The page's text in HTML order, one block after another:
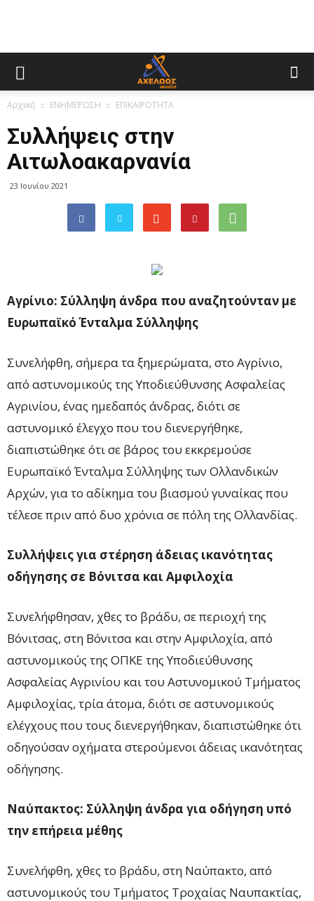
Αρχική ΕΝΗΜΕΡΩΣΗ ΕΠΙΚΑΙΡΟΤΗΤΑ
Συλλήψεις στην
Αιτωλοακαρνανία
23 Ιουνίου 2021
Αγρίνιο: Σύλληψη άνδρα που αναζητούνταν με
Ευρωπαϊκό Ένταλμα Σύλληψης
Συνελήφθη, σήμερα τα ξημερώματα, στο Αγρίνιο,
από αστυνομικούς της Υποδιεύθυνσης Ασφαλείας
Αγρινίου, ένας ημεδαπός άνδρας, διότι σε
αστυνομικό έλεγχο που του διενεργήθηκε,
διαπιστώθηκε ότι σε βάρος του εκκρεμούσε
Ευρωπαϊκό Ένταλμα Σύλληψης των Ολλανδικών
Αρχών, για το αδίκημα του βιασμού γυναίκας που
τέλεσε πριν από δυο χρόνια σε πόλη της Ολλανδίας.
Συλλήψεις για στέρηση άδειας ικανότητας
οδήγησης σε Βόνιτσα και Αμφιλοχία
Συνελήφθησαν, χθες το βράδυ, σε περιοχή της
Βόνιτσας, στη Βόνιτσα και στην Αμφιλοχία, από
αστυνομικούς της ΟΠΚΕ της Υποδιεύθυνσης
Ασφαλείας Αγρινίου και του Αστυνομικού Τμήματος
Αμφιλοχίας, τρία άτομα, διότι σε αστυνομικούς
ελέγχους που τους διενεργήθηκαν, διαπιστώθηκε ότι
οδηγούσαν οχήματα στερούμενοι άδειας ικανότητας
οδήγησης.
Ναύπακτος: Σύλληψη άνδρα για οδήγηση υπό
την επήρεια μέθης
Συνελήφθη, χθες το βράδυ, στη Ναύπακτο, από
αστυνομικούς του Τμήματος Τροχαίας Ναυπακτίας,